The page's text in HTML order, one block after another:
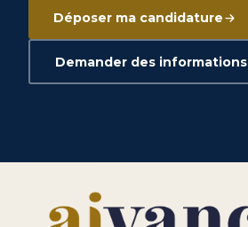
Déposer ma candidature
Demander des informations